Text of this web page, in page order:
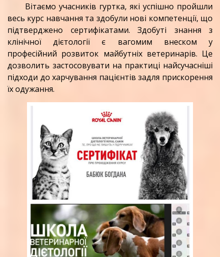
Вітаємо учасників гуртка, які успішно пройшли
весь курс навчання та здобули нові компетенції, що
підтверджено сертифікатами. Здобуті знання з
клінічної дієтології є вагомим внеском у
професійний розвиток майбутніх ветеринарів. Це
дозволить застосовувати на практиці найсучасніші
підходи до харчування пацієнтів задля прискорення
їх одужання.